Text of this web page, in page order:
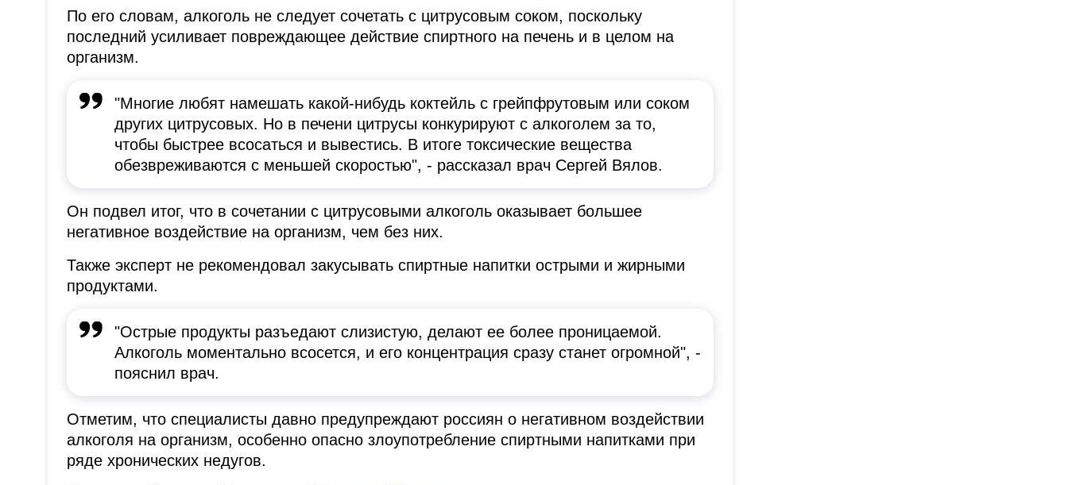
По его словам, алкоголь не следует сочетать с цитрусовым соком, поскольку
последний усиливает повреждающее действие спиртного на печень и в целом на
организм.
"Многие любят намешать какой-нибудь коктейль с грейпфрутовым или соком
других цитрусовых. Но в печени цитрусы конкурируют с алкоголем за то,
чтобы быстрее всосаться и вывестись. В итоге токсические вещества
обезвреживаются с меньшей скоростью", - рассказал врач Сергей Вялов.
Он подвел итог, что в сочетании с цитрусовыми алкоголь оказывает большее
негативное воздействие на организм, чем без них.
Также эксперт не рекомендовал закусывать спиртные напитки острыми и жирными
продуктами.
"Острые продукты разъедают слизистую, делают ее более проницаемой.
Алкоголь моментально всосется, и его концентрация сразу станет огромной", -
пояснил врач.
Отметим, что специалисты давно предупреждают россиян о негативном воздействии
алкоголя на организм, особенно опасно злоупотребление спиртными напитками при
ряде хронических недугов.